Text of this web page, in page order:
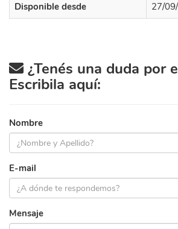
Disponible desde
27/
¿Tenés una duda por
Escribila aquí:
Nombre
E-mail
Mensaje